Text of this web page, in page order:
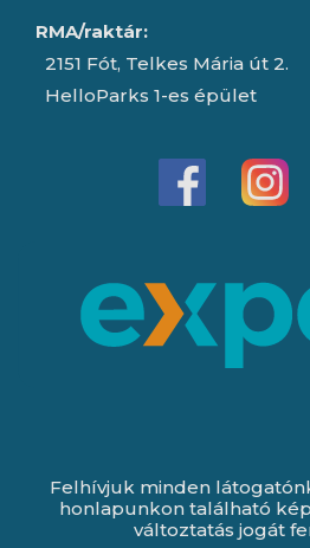
RMA/raktár:
2151 Fót, Telkes Mária út 2.
HelloParks 1-es épület
Felhívjuk minden
honlapunkon található
változtatás jogát